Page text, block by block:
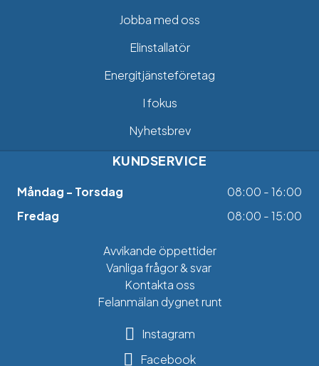
Jobba med oss
Elinstallatör
Energitjänsteföretag
I fokus
Nyhetsbrev
KUNDSERVICE
Måndag - Torsdag
08:00 - 16:00
Fredag
08:00 - 15:00
Avvikande öppettider
Vanliga frågor & svar
Kontakta oss
Felanmälan dygnet runt
Instagram
Facebook